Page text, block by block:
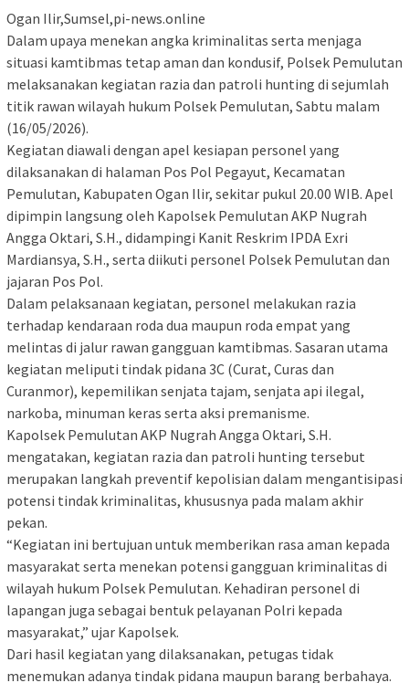
Ogan Ilir,Sumsel,pi-news.online
Dalam upaya menekan angka kriminalitas serta menjaga
situasi kamtibmas tetap aman dan kondusif, Polsek Pemulutan
melaksanakan kegiatan razia dan patroli hunting di sejumlah
titik rawan wilayah hukum Polsek Pemulutan, Sabtu malam
(16/05/2026).
Kegiatan diawali dengan apel kesiapan personel yang
dilaksanakan di halaman Pos Pol Pegayut, Kecamatan
Pemulutan, Kabupaten Ogan Ilir, sekitar pukul 20.00 WIB. Apel
dipimpin langsung oleh Kapolsek Pemulutan AKP Nugrah
Angga Oktari, S.H., didampingi Kanit Reskrim IPDA Exri
Mardiansya, S.H., serta diikuti personel Polsek Pemulutan dan
jajaran Pos Pol.
Dalam pelaksanaan kegiatan, personel melakukan razia
terhadap kendaraan roda dua maupun roda empat yang
melintas di jalur rawan gangguan kamtibmas. Sasaran utama
kegiatan meliputi tindak pidana 3C (Curat, Curas dan
Curanmor), kepemilikan senjata tajam, senjata api ilegal,
narkoba, minuman keras serta aksi premanisme.
Kapolsek Pemulutan AKP Nugrah Angga Oktari, S.H.
mengatakan, kegiatan razia dan patroli hunting tersebut
merupakan langkah preventif kepolisian dalam mengantisipasi
potensi tindak kriminalitas, khususnya pada malam akhir
pekan.
“Kegiatan ini bertujuan untuk memberikan rasa aman kepada
masyarakat serta menekan potensi gangguan kriminalitas di
wilayah hukum Polsek Pemulutan. Kehadiran personel di
lapangan juga sebagai bentuk pelayanan Polri kepada
masyarakat,” ujar Kapolsek.
Dari hasil kegiatan yang dilaksanakan, petugas tidak
menemukan adanya tindak pidana maupun barang berbahaya.